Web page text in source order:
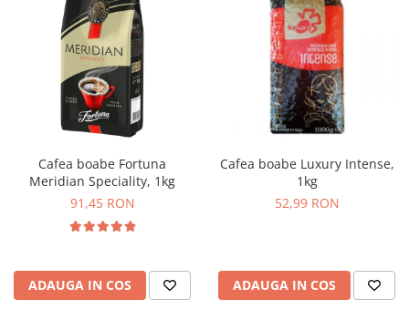
Cafea boabe Fortuna
Meridian Speciality, 1kg
91,45 RON
ADAUGA IN COS
Cafea boabe Luxury Intense,
1kg
52,99 RON
ADAUGA IN COS